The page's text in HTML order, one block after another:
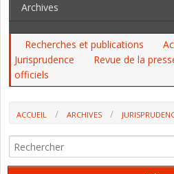
Archives
Recherches et publications
Jurisprudence
Revue de la
officiels
ACCUEIL ARCHIVES
TAUX DE TVA ENTRE ORGANISMES